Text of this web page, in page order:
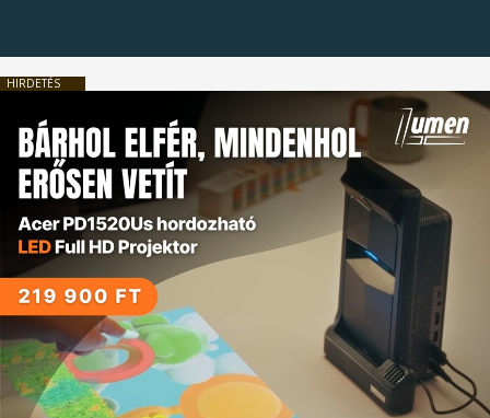
HIRDETÉS